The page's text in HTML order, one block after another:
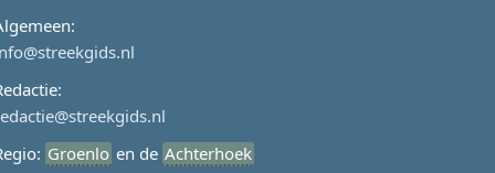
Groenlo en de Achterhoek